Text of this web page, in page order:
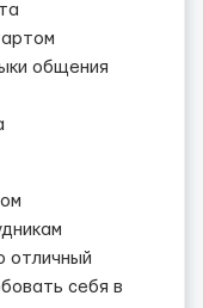
общения
отличный
себя в